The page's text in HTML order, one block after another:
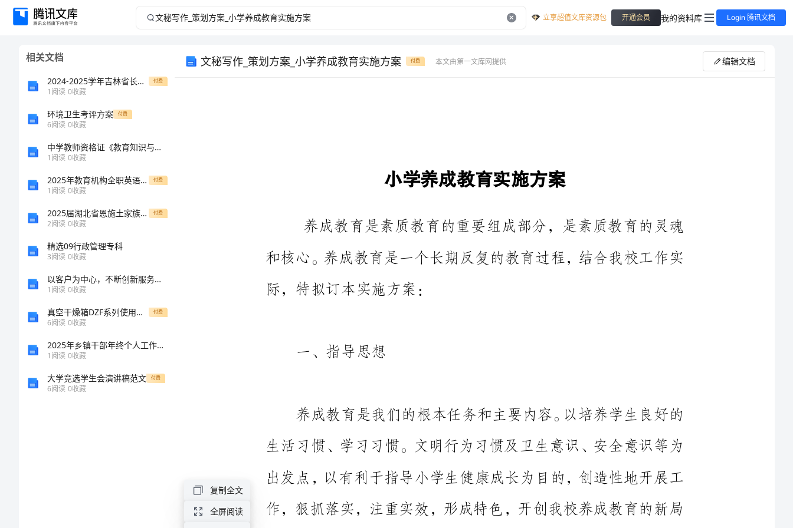
文
立享超值文库资源包 开通会员 我的资料库 Login 腾讯文档
相关文档
2024-2025学年吉林省长春市解放大路中学九年级化学上学期期末教学质量检测模拟试题含解析 付费
1阅读 0收藏
环境卫生考评方案 付费
6阅读 0收藏
中学教师资格证《教育知识与能力》模拟考试试题C卷 含答案
1阅读 0收藏
2025年教育机构全职英语教师劳动合同模板 付费
1阅读 0收藏
2025届湖北省恩施土家族苗族自治州高级中学数学高一上册期末经典试题含解析 付费
2阅读 0收藏
精选09行政管理专科
3阅读 0收藏
以客户为中心，不断创新服务模式——2023年区域经理年终个人工作总结
1阅读 0收藏
真空干燥箱DZF系列使用说明书 付费
6阅读 0收藏
2025年乡镇干部年终个人工作总结标准范本
1阅读 0收藏
大学竞选学生会演讲稿范文 付费
6阅读 0收藏
文秘写作_策划方案_小学养成教育实施方案 付费 本文由第一文库网提供 编辑文档
二、工作目标
使学生初步形成遵守社会公德和文明行为习惯；初步养成努
养成教育是素质教育的重要组成部分，是素质教育的灵魂
际，特拟订本实施方案：
面，大力推进素质教育。
复制全文
全屏阅读